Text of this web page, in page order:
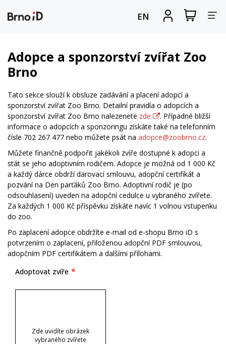
EN
Zobrazit
nákupní
Adopce a sponzorství zvířat Zoo
Brno
Tato sekce slouží k obsluze zadávání a placení adopcí a
sponzorství zvířat Zoo Brno. Detailní pravidla o adopcích a
sponzorství zvířat Zoo Brno nalezenete zde
. Případné bližší
informace o adopcích a sponzoringu získáte také na telefonním
čísle 702 267 477 nebo můžete psát na adopce@zoobrno.cz.
Můžete finančně podpořit jakékoli zvíře dostupné k adopci a
stát se jeho adoptivním rodičem. Adopce je možná od 1 000 Kč
a každý dárce obdrží darovací smlouvu, adopční certifikát a
pozvání na Den parťáků Zoo Brno. Adoptivní rodič je (po
odsouhlasení) uveden na adopční cedulce u vybraného zvířete.
Za každých 1 000 Kč příspěvku získáte navíc 1 volnou vstupenku
do zoo.
Po zaplacení adopce obdržíte e-mail od e-shopu Brno iD s
potvrzením o zaplacení, přiloženou adopční PDF smlouvou,
adopčním PDF certifikátem a dalšími přílohami.
Adoptovat zvíře
Zde uvidíte obrázek
vybraného zvířete